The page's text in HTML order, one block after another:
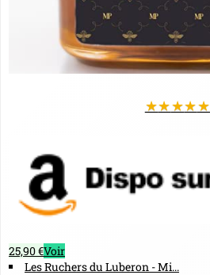
★★★★★
25,90 €Voir
Les Ruchers du Luberon - Mi...